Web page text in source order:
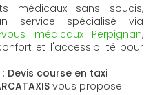
médicaux sans soucis,
service spécialisé via
médicaux Perpignan,
et l'accessibilité pour
Devis course en taxi
vous propose